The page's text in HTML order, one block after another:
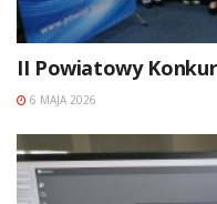
II Powiatowy
6 MAJA 2026